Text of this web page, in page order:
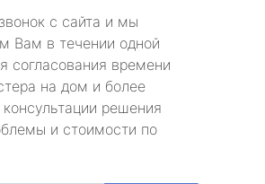
с сайта и мы
Вам в течении одной
согласования времени
на дом и более
решения
и стоимости по